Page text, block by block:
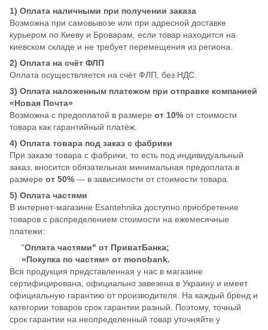
1) Оплата наличными при получении заказа
Возможна при самовывозе или при адресной доставке
курьером по Киеву и Броварам, если товар находится на
киевском складе и не требует перемещения из региона.
2) Оплата на счёт ФЛП
Оплата осуществляется на счёт ФЛП, без НДС.
3) Оплата наложенным платежом при отправке компанией
«Новая Почта»
Возможна с предоплатой в размере от 10% от стоимости
товара как гарантийный платёж.
4) Оплата товара под заказ с фабрики
При заказе товара с фабрики, то есть под индивидуальный
заказ, вносится обязательная минимальная предоплата в
размере от 50% — в зависимости от стоимости товара.
5) Оплата частями
В интернет-магазине Esantehnika доступно приобретение
товаров с распределением стоимости на ежемесячные
платежи:
"Оплата частями" от ПриватБанка;
«Покупка по частям» от monobank.
Вся продукция представленная у нас в магазине
сертифицирована, официально завезена в Украину и имеет
официальную гарантию от производителя. На каждый бренд и
категории товаров срок гарантии разный. Поэтому, точный
срок гарантии на неопределенный товар уточняйте у